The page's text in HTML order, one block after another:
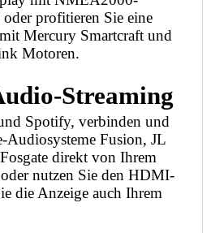
profitieren Sie eine
Mercury Smartcraft und
Motoren.
Streaming
Spotify, verbinden und
Audiosysteme Fusion, JL
direkt von Ihrem
nutzen Sie den HDMI-
die Anzeige auch Ihrem